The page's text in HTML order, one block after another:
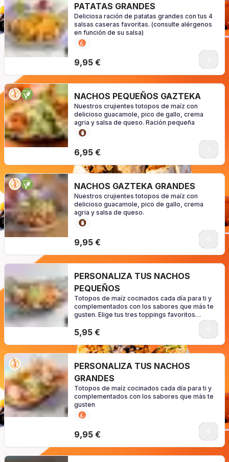
PATATAS GRANDES
Deliciosa ración de patatas grandes con tus 4
salsas caseras favoritas. (consulte alérgenos
en función de su salsa)
9,95 €
NACHOS PEQUEÑOS GAZTEKA
Nuestros crujientes totopos de maíz con
delicioso guacamole, pico de gallo, crema
agria y salsa de queso. Ración pequeña
6,95 €
NACHOS GAZTEKA GRANDES
Nuestros crujientes totopos de maíz con
delicioso guacamole, pico de gallo, crema
agria y salsa de queso.
9,95 €
PERSONALIZA TUS NACHOS
PEQUEÑOS
Totopos de maíz cocinados cada día para ti y
complementados con los sabores que más te
gusten. Elige tus tres toppings favoritos
configuración)
5,95 €
PERSONALIZA TUS NACHOS
GRANDES
Totopos de maíz cocinados cada día para ti y
complementados con los sabores que más te
gusten
9,95 €